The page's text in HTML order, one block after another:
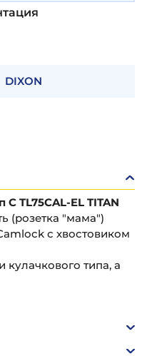
DIXON
TL75CAL-EL TITAN
(розетка "мама")
с хвостовиком
типа, а